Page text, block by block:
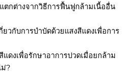
ตกต่างจากวิธีการฟื้นฟูกล้ามเนื้ออื่น
ยวกับการบำบัดด้วยแสงสีแดงเพื่อการ
แดงเพื่อรักษาอาการปวดเมื่อยกล้าม
?